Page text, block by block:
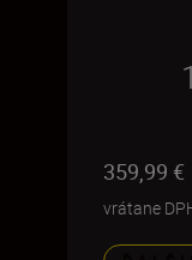
359,99 €
vrátane